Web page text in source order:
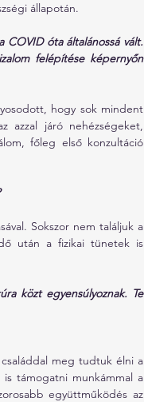
állapotán.
óta általánossá vált.
felépítése képernyőn
hogy sok mindent
járó nehézségeket,
főleg első konzultáció
Sokszor nem találjuk a
után a fizikai tünetek is
közt egyensúlyoznak. Te
meg tudtuk élni a
támogatni munkámmal a
együttműködés az